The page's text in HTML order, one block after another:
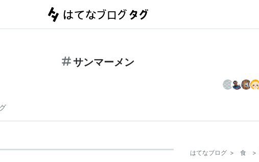
サンマーメン
はてなブログ > 食 >